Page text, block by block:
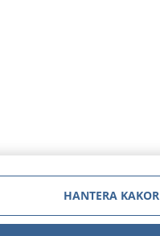
HANTERA KAKOR